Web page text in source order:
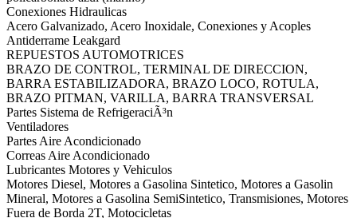
Conexiones Hidraulicas
Acero Galvanizado, Acero Inoxidale, Conexiones y Acoples
Antiderrame Leakgard
REPUESTOS AUTOMOTRICES
BRAZO DE CONTROL, TERMINAL DE DIRECCION,
BARRA ESTABILIZADORA, BRAZO LOCO, ROTULA,
BRAZO PITMAN, VARILLA, BARRA TRANSVERSAL
Partes Sistema de RefrigeraciÃ³n
Ventiladores
Partes Aire Acondicionado
Correas Aire Acondicionado
Lubricantes Motores y Vehiculos
Motores Diesel, Motores a Gasolina Sintetico, Motores a Gasolin
Mineral, Motores a Gasolina SemiSintetico, Transmisiones, Motores
Fuera de Borda 2T, Motocicletas